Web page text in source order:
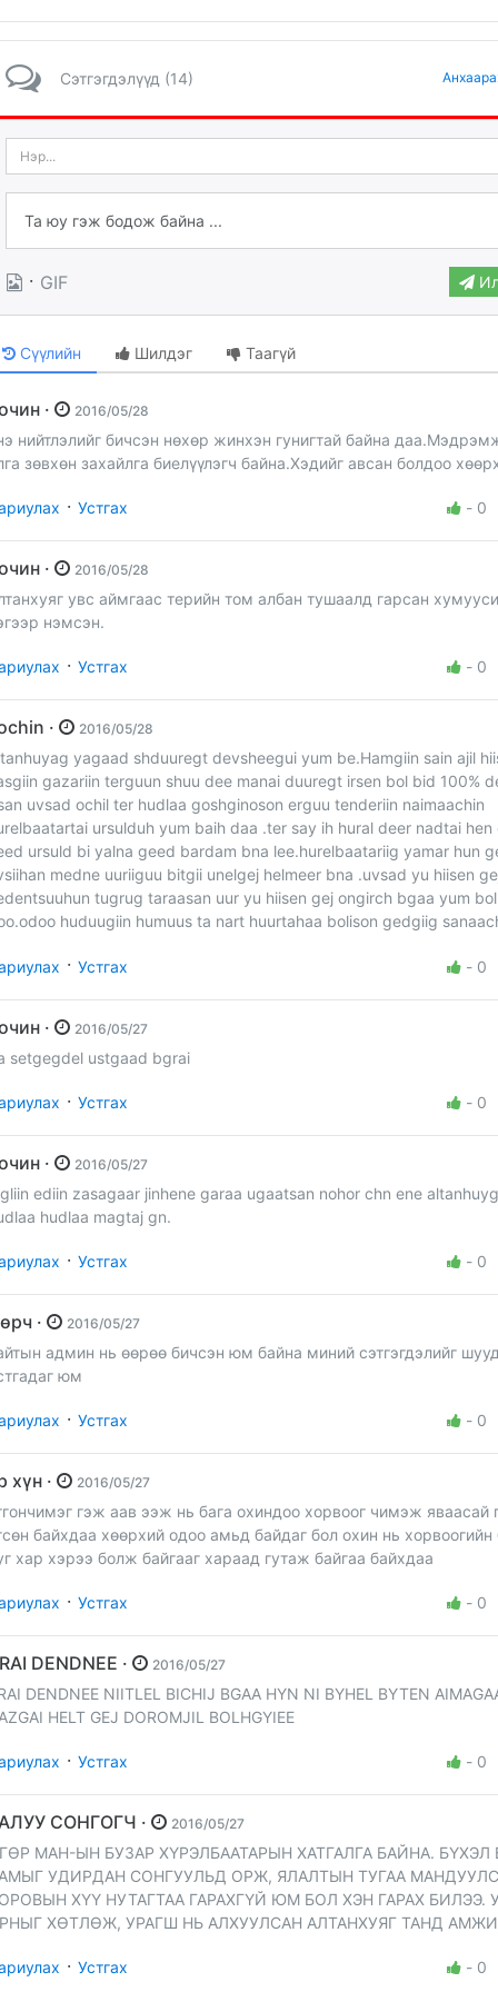
Сэтгэгдэлүүд (14)
· GIF
Сүүлийн Шилдэг Таагүй
Зочин · 2016/05/28
нийтлэлийг бичсэн нөхөр жинхэн гунигтай байна
зөвхөн захайлга биелүүлэгч байна.Хэдийг авсан болдоо
· Устгах - 0
Зочин · 2016/05/28
увс аймгаас терийн том албан тушаалд гарсан
нэмсэн.
· Устгах - 0
zochin · 2016/05/28
yagaad shduuregt devsheegui yum be.Hamgiin sain ajil
gazariin terguun shuu dee manai duuregt irsen bol bid 100%
uvsad ochil ter hudlaa goshginoson erguu tenderiin naimaachin
ursulduh yum baih daa .ter say ih hural deer nadtai hen
ursuld bi yalna geed bardam bna lee.hurelbaatariig yamar hun
medne uuriiguu bitgii unelgej helmeer bna .uvsad yu hiisen
tugrug taraasan uur yu hiisen gej ongirch bgaa yum bol
huduugiin humuus ta nart huurtahaa bolison gedgiig
· Устгах - 0
Зочин · 2016/05/27
setgegdel ustgaad bgrai
· Устгах - 0
Зочин · 2016/05/27
ediin zasagaar jinhene garaa ugaatsan nohor chn ene
hudlaa magtaj gn.
· Устгах - 0
мөрч · 2016/05/27
админ нь өөрөө бичсэн юм байна миний сэтгэгдэлийг шууд
юм
· Устгах - 0
эр хүн · 2016/05/27
гэж аав ээж нь бага охиндоо хорвоог чимэж яваасай
байхдаа хөөрхий одоо амьд байдаг бол охин нь хорвоогийн
хар хэрээ болж байгааг хараад гутаж байгаа байхдаа
· Устгах - 0
ARAI DENDNEE · 2016/05/27
DENDNEE NIITLEL BICHIJ BGAA HYN NI BYHEL BYTEN
HELT GEJ DOROMJIL BOLHGYIEE
· Устгах - 0
ЗАЛУУ СОНГОГЧ · 2016/05/27
МАН-ЫН БУЗАР ХҮРЭЛБААТАРЫН ХАТГАЛГА БАЙНА. БҮХЭЛ
УДИРДАН СОНГУУЛЬД ОРЖ, ЯЛАЛТЫН ТУГАА
ХҮҮ НУТАГТАА ГАРАХГҮЙ ЮМ БОЛ ХЭН ГАРАХ БИЛЭЭ.
ХӨТЛӨЖ, УРАГШ НЬ АЛХУУЛСАН АЛТАНХУЯГ ТАНД
· Устгах - 0